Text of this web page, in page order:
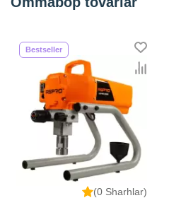
(0 Sharhlar)
Bestseller